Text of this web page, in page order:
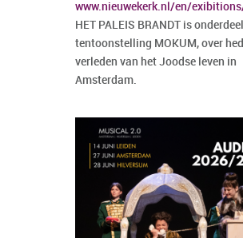
www.nieuwekerk.nl/en/
HET PALEIS BRANDT is
tentoonstelling MOKUM, over
verleden van het Joodse leven in
Amsterdam.